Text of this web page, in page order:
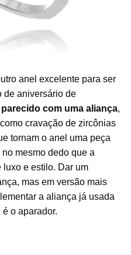
anel excelente para ser
de aniversário de
parecido com uma aliança,
cravação de zircônias
tornam o anel uma peça
mesmo dedo que a
luxo e estilo. Dar um
mas em versão mais
a aliança já usada
o aparador.